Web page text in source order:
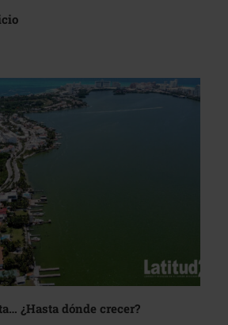
¿Hasta dónde crecer?